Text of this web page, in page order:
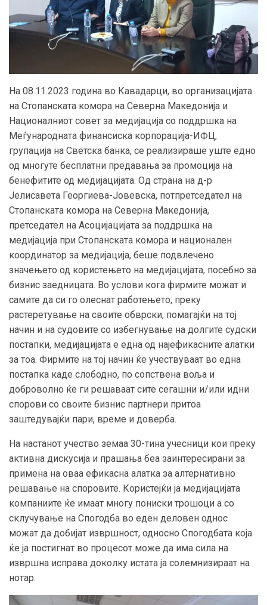
На 08.11.2023 година во Кавадарци, во организацијата
на Стопанската комора на Северна Македонија и
Националниот совет за медијација со поддршка на
Меѓународната финансиска корпорација-ИФЦ,
групација на Светска банка, се реализираше уште едно
од многуте бесплатни предавања за промоција на
бенефитите од медијацијата. Од страна на д-р
Јелисавета Георгиева-Јовевска, потпретседател на
Стопанската комора на Северна Македонија,
претседател на Асоцијацијата за поддршка на
медијација при Стопанската комора и национален
координатор за медијација, беше подвлечено
значењето од користењето на медијацијата, посебно за
бизнис заедницата. Во услови кога фирмите можат и
самите да си го олеснат работењето, преку
растеретување на своите обврски, помагајќи на тој
начин и на судовите со избегнување на долгите судски
постапки, медијацијата е една од најефикасните алатки
за тоа. Фирмите на тој начин ќе учествуваат во една
постапка каде слободно, по сопствена воља и
доброволно ќе ги решаваат сите сегашни и/или идни
спорови со своите бизнис партнери притоа
заштедувајќи пари, време и доверба.
На настанот учество земаа 30-тина учесници кои преку
активна дискусија и прашања беа заинтересирани за
примена на оваа ефикасна алатка за алтернативно
решавање на споровите. Користејќи ја медијацијата
компаниите ќе имаат многу пониски трошоци а со
склучување на Спогодба во еден деловен однос
можат да добијат извршност, односно Спогодбата која
ќе ја постигнат во процесот може да има сила на
извршна исправа доколку истата ја солемнизираат на
нотар.